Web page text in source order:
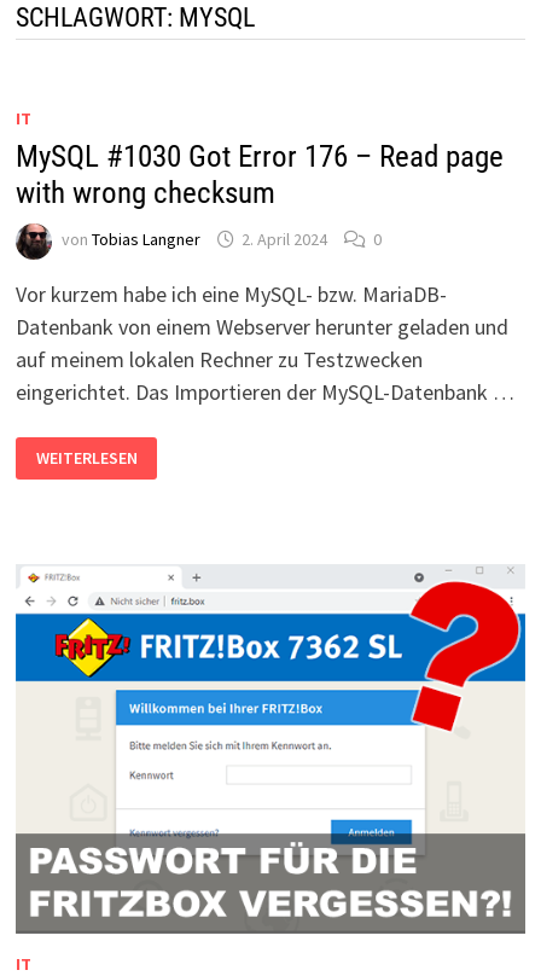
SCHLAGWORT: MYSQL
IT
MySQL #1030 Got Error 176 – Read page
with wrong checksum
von Tobias Langner 2. April 2024 0
Vor kurzem habe ich eine MySQL- bzw. MariaDB-
Datenbank von einem Webserver herunter geladen und
auf meinem lokalen Rechner zu Testzwecken
eingerichtet. Das Importieren der MySQL-Datenbank …
MYSQL
#1030
GOT
PAGE
WITH
WRONG
CHECKSUM
WEITERLESEN
IT